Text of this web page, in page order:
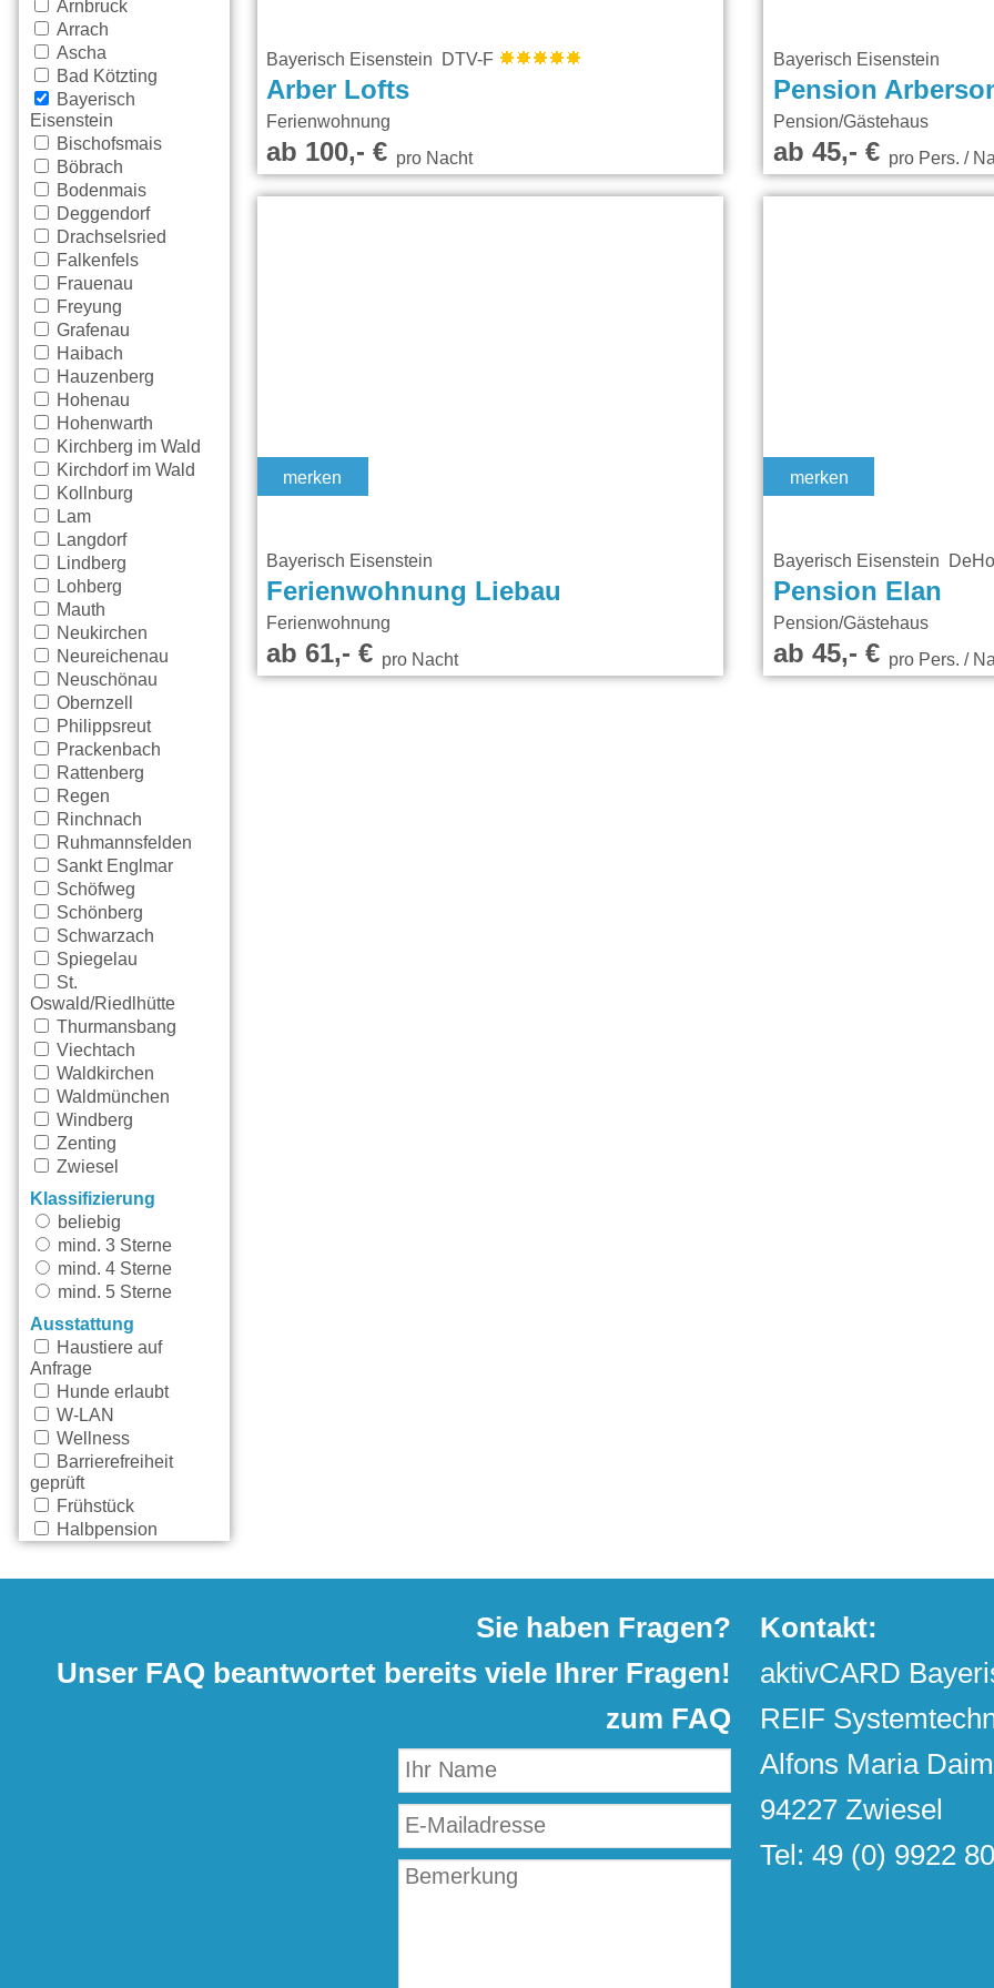
Arnbruck
Arrach
Ascha
Bad Kötzting
Bayerisch
Eisenstein
Bischofsmais
Böbrach
Bodenmais
Deggendorf
Drachselsried
Falkenfels
Frauenau
Freyung
Grafenau
Haibach
Hauzenberg
Hohenau
Hohenwarth
Kirchberg im Wald
Kirchdorf im Wald
Kollnburg
Lam
Langdorf
Lindberg
Lohberg
Mauth
Neukirchen
Neureichenau
Neuschönau
Obernzell
Philippsreut
Prackenbach
Rattenberg
Regen
Rinchnach
Ruhmannsfelden
Sankt Englmar
Schöfweg
Schönberg
Schwarzach
Spiegelau
St.
Oswald/Riedlhütte
Thurmansbang
Viechtach
Waldkirchen
Waldmünchen
Windberg
Zenting
Zwiesel
Klassifizierung
beliebig
mind. 3 Sterne
mind. 4 Sterne
mind. 5 Sterne
Ausstattung
Haustiere auf
Anfrage
Hunde erlaubt
W-LAN
Wellness
Barrierefreiheit
geprüft
Frühstück
Halbpension
Bayerisch Eisenstein DTV-F
Arber Lofts
Ferienwohnung
ab 100,- € pro Nacht
Bayerisch Eisenstein
Pension
Pension/Gästehaus
ab 45,- €pro Pers. /
merken
Bayerisch Eisenstein
Ferienwohnung Liebau
Ferienwohnung
ab 61,- € pro Nacht
merken
Bayerisch Eisenstein
Pension Elan
Pension/Gästehaus
ab 45,- €pro Pers. /
Sie haben Fragen?
Unser FAQ beantwortet bereits viele Ihrer Fragen!
zum FAQ
Kontakt:
aktivCARD
REIF
Alfons Maria
94227 Zwiesel
Tel: 49 (0) 9922